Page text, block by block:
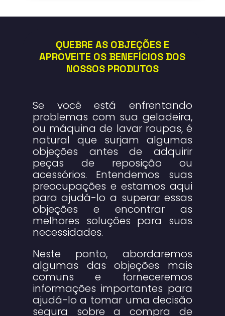
QUEBRE AS OBJEÇÕES E
APROVEITE OS BENEFÍCIOS DOS
NOSSOS PRODUTOS
Se você está enfrentando
problemas com sua geladeira,
ou máquina de lavar roupas, é
natural que surjam algumas
objeções antes de adquirir
peças de reposição ou
acessórios. Entendemos suas
preocupações e estamos aqui
para ajudá-lo a superar essas
objeções e encontrar as
melhores soluções para suas
necessidades.
Neste ponto, abordaremos
algumas das objeções mais
comuns e forneceremos
informações importantes para
ajudá-lo a tomar uma decisão
segura sobre a compra de